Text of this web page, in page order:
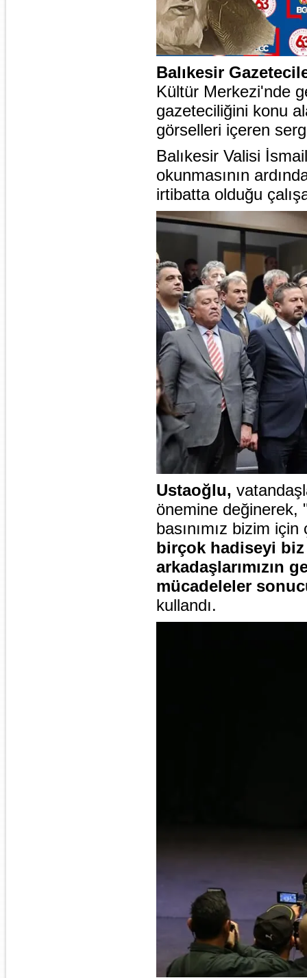
Balıkesir
Kültür Merkezi'nde
gazeteciliğini konu
görselleri içeren
Balıkesir Valisi
okunmasının
irtibatta olduğu
Ustaoğlu,
önemine değinerek,
basınımız bizim
birçok hadiseyi biz
arkadaşlarımızın
mücadeleler
kullandı.